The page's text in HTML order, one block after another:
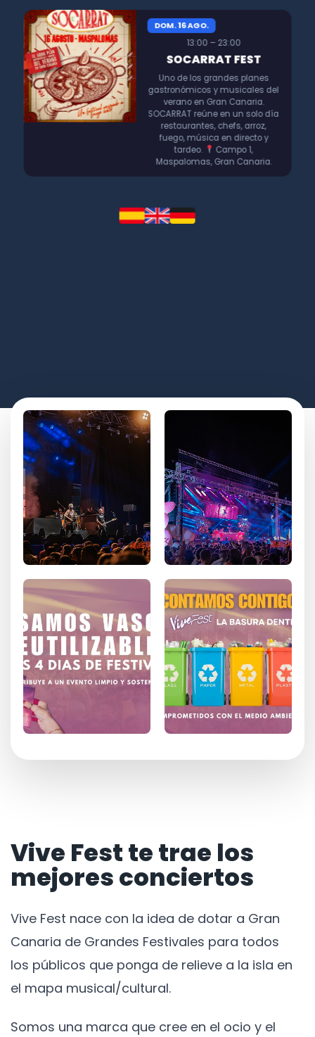
DOM. 16 AGO.
13:00 – 23:00
SOCARRAT FEST
Uno de los grandes planes
gastronómicos y musicales del
verano en Gran Canaria.
SOCARRAT reúne en un solo día
restaurantes, chefs, arroz,
fuego, música en directo y
tardeo.
Campo 1,
Maspalomas, Gran Canaria.
Vive Fest te trae los
mejores conciertos
Vive Fest nace con la idea de dotar a Gran
Canaria de Grandes Festivales para todos
los públicos que ponga de relieve a la isla en
el mapa musical/cultural.
Somos una marca que cree en el ocio y el